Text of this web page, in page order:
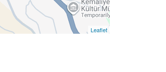
Leaflet